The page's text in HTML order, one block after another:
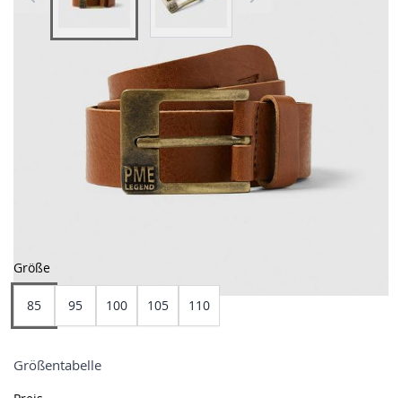
View larger image View larger image
Größe
85 95 100 105 110
Größentabelle